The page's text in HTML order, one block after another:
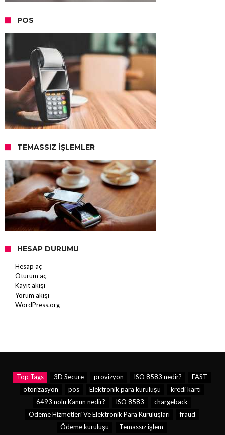
POS
TEMASSIZ İŞLEMLER
HESAP DURUMU
Hesap aç
Oturum aç
Kayıt akışı
Yorum akışı
WordPress.org
Top Tags 3D Secure provizyon ISO 8583 nedir?
FAST
otorizasyon
pos Elektronik para kuruluşu
kredi kartı
6493 nolu Kanun nedir?
ISO 8583
chargeback
Ödeme Hizmetleri Ve Elektronik Para Kuruluşları
fraud
Ödeme kuruluşu
Temassız işlem